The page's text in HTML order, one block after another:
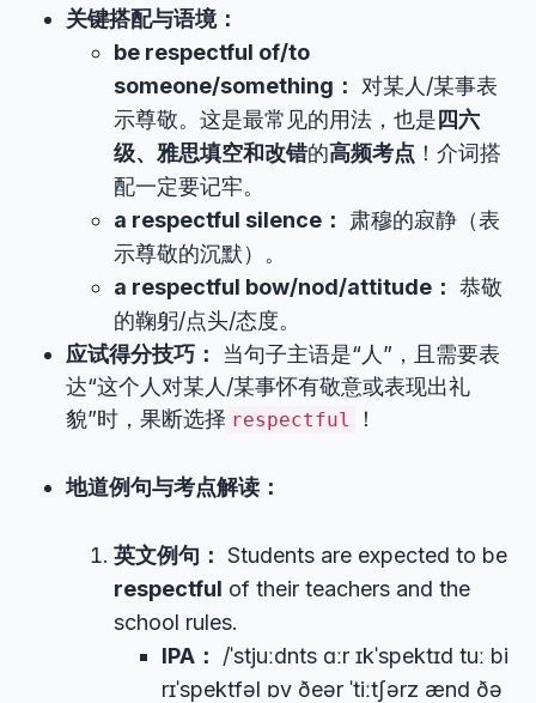
关键搭配与语境：
be respectful of/to
someone/something：
对某人/某事表
示尊敬。这是最常见的用法，也是 四六
级、雅思填空和改错的高频考点 ！介词搭
配一定要记牢。
a respectful silence：
肃穆的寂静（表
示尊敬的沉默）。
a respectful bow/nod/attitude： 恭敬
的鞠躬/点头/态度。
应试得分技巧：
当句子主语是“人”，且需要表
达“这个人对某人/某事怀有敬意或表现出礼
貌”时，果断选择 respectful ！
地道例句与考点解读：
英文例句： Students are expected to be
respectful of their teachers and the
school rules.
IPA：
/ˈstjuːdnts ɑːr ɪkˈspektɪd tuː bi
rɪˈspektfəl ɒv ðeər ˈtiːtʃərz ænd ðə